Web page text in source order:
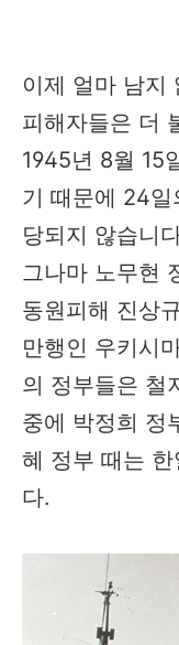
이제 얼마 남지
피해자들은 더
1945년 8월 15
기 때문에 24일
당되지 않습니
그나마 노무현
동원피해 진상
만행인 우키시
의 정부들은 철
중에 박정희 정
혜 정부 때는
다.